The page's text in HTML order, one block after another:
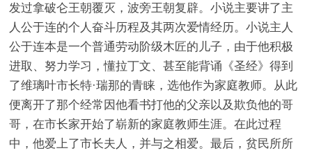
发过拿破仑王朝覆灭，波旁王朝复辟。小说主要讲了主
人公于连的个人奋斗历程及其两次爱情经历。小说主人
公于连本是一个普通劳动阶级木匠的儿子，由于他积极
进取、努力学习，懂拉丁文、甚至能背诵《圣经》得到
了维璃叶市长特·瑞那的青睐，选他作为家庭教师。从此
便离开了那个经常因他看书打他的父亲以及欺负他的哥
哥，在市长家开始了崭新的家庭教师生涯。在此过程
中，他爱上了市长夫人，并与之相爱。最后，贫民所所